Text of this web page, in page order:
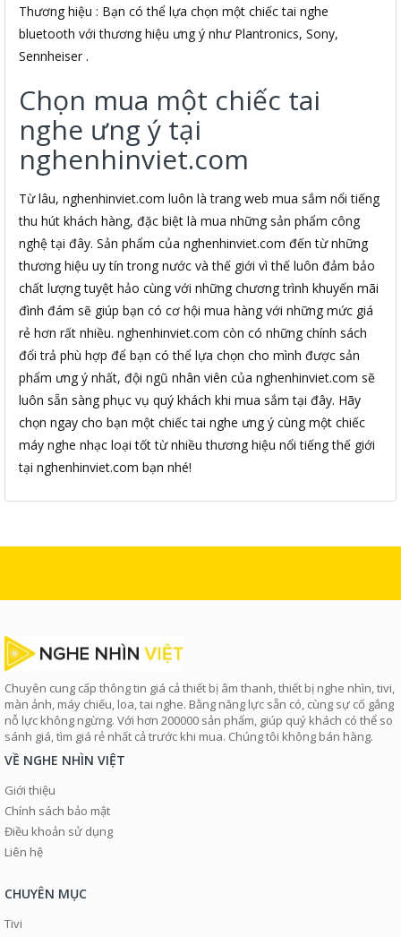
Thương hiệu : Bạn có thể lựa chọn một chiếc tai nghe
bluetooth với thương hiệu ưng ý như Plantronics, Sony,
Sennheiser .
Chọn mua một chiếc tai
nghe ưng ý tại
nghenhinviet.com
Từ lâu, nghenhinviet.com luôn là trang web mua sắm nổi tiếng
thu hút khách hàng, đặc biệt là mua những sản phẩm công
nghệ tại đây. Sản phẩm của nghenhinviet.com đến từ những
thương hiệu uy tín trong nước và thế giới vì thế luôn đảm bảo
chất lượng tuyệt hảo cùng với những chương trình khuyến mãi
đình đám sẽ giúp bạn có cơ hội mua hàng với những mức giá
rẻ hơn rất nhiều. nghenhinviet.com còn có những chính sách
đổi trả phù hợp để bạn có thể lựa chọn cho mình được sản
phẩm ưng ý nhất, đội ngũ nhân viên của nghenhinviet.com sẽ
luôn sẵn sàng phục vụ quý khách khi mua sắm tại đây. Hãy
chọn ngay cho bạn một chiếc tai nghe ưng ý cùng một chiếc
máy nghe nhạc loại tốt từ nhiều thương hiệu nổi tiếng thế giới
tại nghenhinviet.com bạn nhé!
Chuyên cung cấp thông tin giá cả thiết bị âm thanh, thiết bị nghe nhìn, tivi,
màn ảnh, máy chiếu, loa, tai nghe. Bằng năng lực sẵn có, cùng sự cố gắng
nỗ lực không ngừng. Với hơn 200000 sản phẩm, giúp quý khách có thể so
sánh giá, tìm giá rẻ nhất cả trước khi mua. Chúng tôi không bán hàng.
VỀ NGHE NHÌN VIỆT
Giới thiệu
Chính sách bảo mật
Điều khoản sử dụng
Liên hệ
CHUYÊN MỤC
Tivi